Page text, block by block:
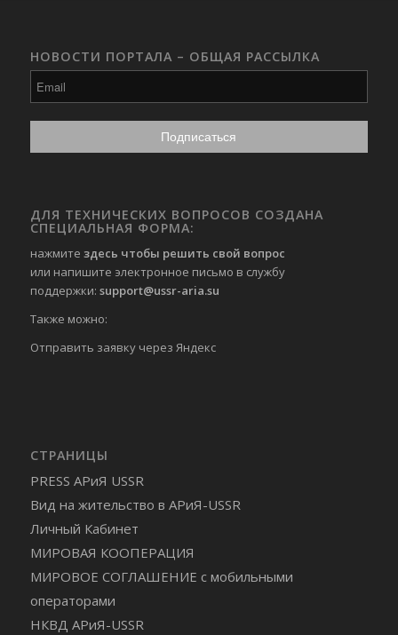
НОВОСТИ ПОРТАЛА – ОБЩАЯ РАССЫЛКА
ДЛЯ ТЕХНИЧЕСКИХ ВОПРОСОВ СОЗДАНА
СПЕЦИАЛЬНАЯ ФОРМА:
нажмите здесь чтобы решить свой вопрос
или напишите электронное письмо в службу
поддержки: support@ussr-aria.su
Также можно:
Отправить заявку через Яндекс
СТРАНИЦЫ
PRESS АРиЯ USSR
Вид на жительство в АРиЯ-USSR
Личный Кабинет
МИРОВАЯ КООПЕРАЦИЯ
МИРОВОЕ СОГЛАШЕНИЕ с мобильными
операторами
НКВД АРиЯ-USSR